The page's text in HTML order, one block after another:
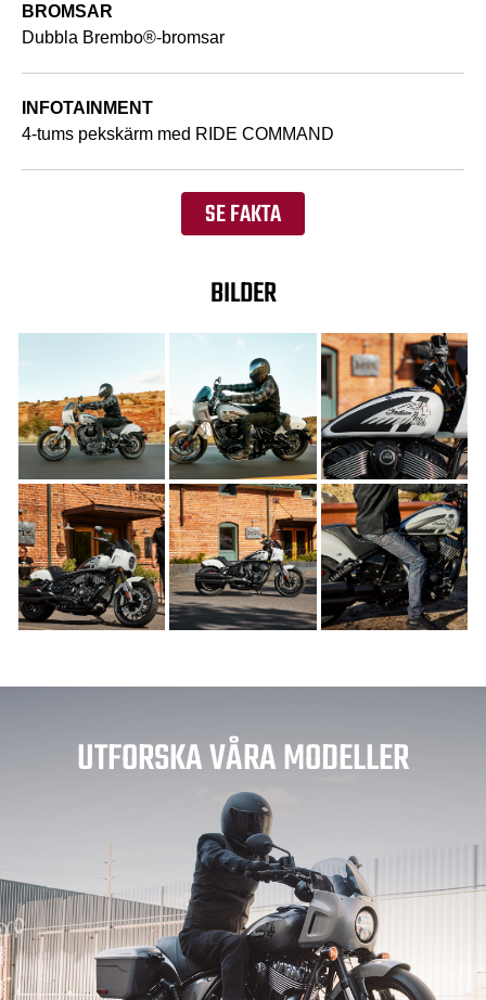
BROMSAR
Dubbla Brembo®-bromsar
INFOTAINMENT
4-tums pekskärm med RIDE COMMAND
SE FAKTA
BILDER
UTFORSKA VÅRA MODELLER